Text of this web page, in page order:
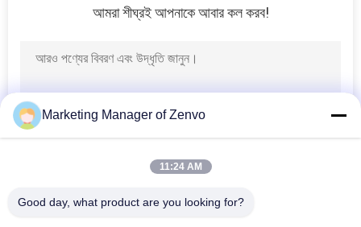
রাইস রঙ সোর্টার
আমরা শীঘ্রই আপনাকে আবার কল করব!
Marketing Manager of Zenvo
11:24 AM
Good day, what product are you looking for?